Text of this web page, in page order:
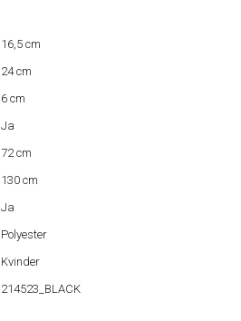
16,5 cm
24 cm
6 cm
Ja
72 cm
130 cm
Ja
Polyester
Kvinder
214523_BLACK